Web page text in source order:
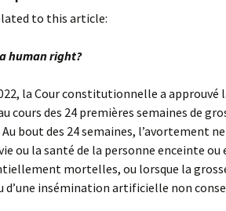
to this article:
human right?
la Cour constitutionnelle a approuvé
cours des 24 premières semaines de
bout des 24 semaines, l’avortement ne
ou la santé de la personne enceinte
mortelles, ou lorsque la
d’une insémination artificielle non